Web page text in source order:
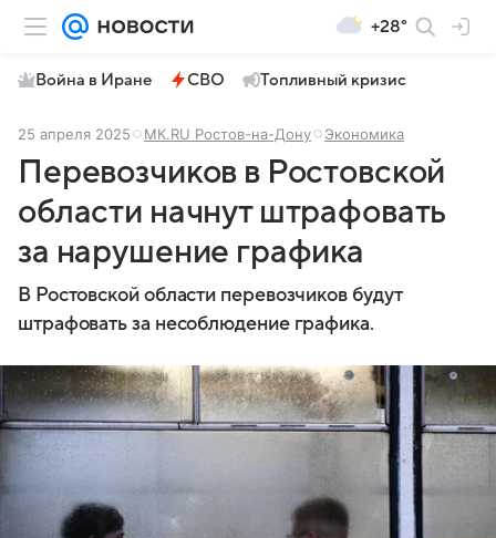
+28°
Война в Иране СВО Топливный кризис
25 апреля 2025 МК.RU Ростов-на-Дону Экономика
Перевозчиков в Ростовской
области начнут штрафовать
за нарушение графика
В Ростовской области перевозчиков будут
штрафовать за несоблюдение графика.